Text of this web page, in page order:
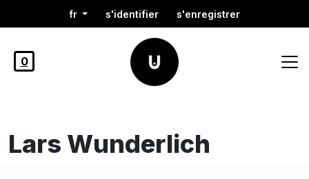
fr s'identifier s'enregistrer
0
Lars Wunderlich